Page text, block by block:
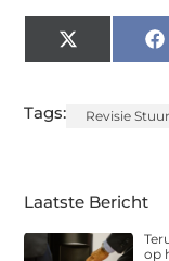
X
(Twitter)
Tags: Revisie
Laatste Bericht
op